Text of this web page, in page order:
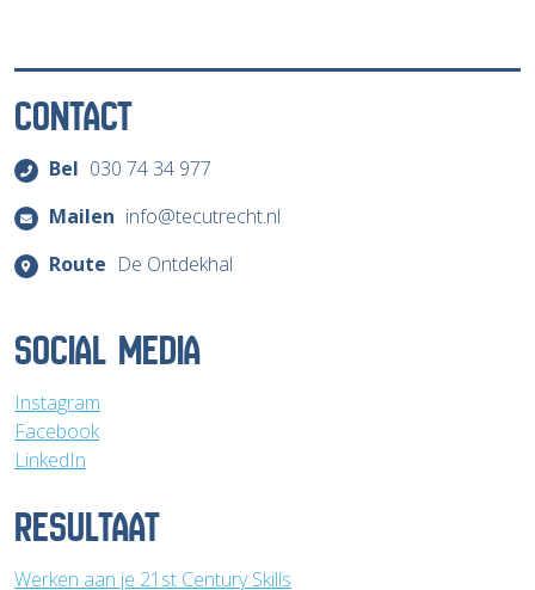
CONTACT
Bel 030 74 34 977
Mailen info@tecutrecht.nl
Route De Ontdekhal
SOCIAL MEDIA
Instagram
Facebook
LinkedIn
RESULTAAT
Werken aan je 21st Century Skills